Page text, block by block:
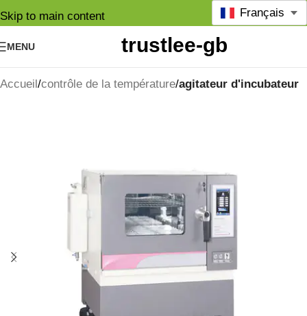
Skip to main content
MENU
Français
Accueil contrôle de la température agitateur d'incubateur